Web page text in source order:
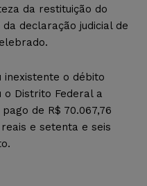
da restituição do
declaração judicial de
inexistente o débito
o Distrito Federal a
de R$ 70.067,76
e setenta e seis